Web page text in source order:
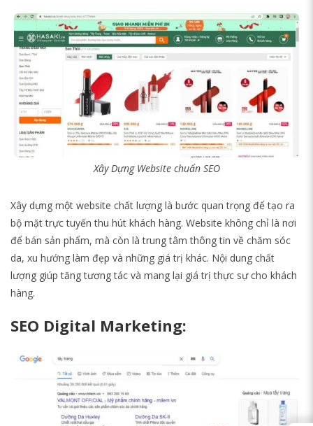
Xây Dựng Website chuẩn SEO
Xây dựng một website chất lượng là bước quan trọng để tạo ra
bộ mặt trực tuyến thu hút khách hàng. Website không chỉ là nơi
để bán sản phẩm, mà còn là trung tâm thông tin về chăm sóc
da, xu hướng làm đẹp và những giá trị khác. Nội dung chất
lượng giúp tăng tương tác và mang lại giá trị thực sự cho khách
hàng.
SEO Digital Marketing: